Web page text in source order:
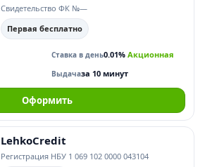
Свидетельство ФК №—
Первая бесплатно
Ставка в день0.01% Акционная
Выдачаза 10 минут
Оформить
LehkoCredit
Регистрация НБУ 1 069 102 0000 043104